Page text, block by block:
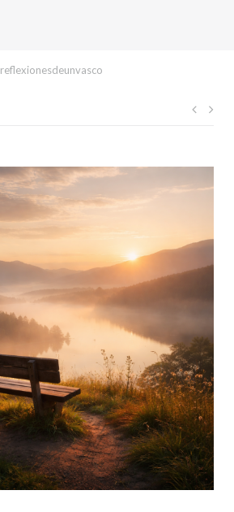
reflexionesdeunvasco